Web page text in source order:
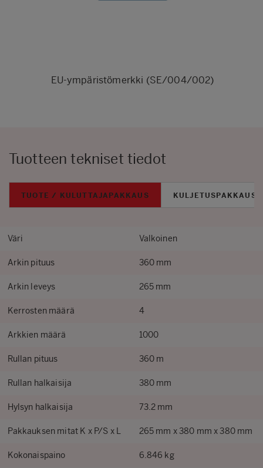
EU-ympäristömerkki (SE/004/002)
Tuotteen tekniset tiedot
TUOTE / KULUTTAJAPAKKAUS KULJETUSPAKKAUS
Väri Valkoinen
Arkin pituus 360 mm
Arkin leveys 265 mm
Kerrosten määrä 4
Arkkien määrä 1000
Rullan pituus 360 m
Rullan halkaisija 380 mm
Hylsyn halkaisija 73.2 mm
Pakkauksen mitat K x P/S x L 265 mm x 380 mm x 380 mm
Kokonaispaino 6.846 kg